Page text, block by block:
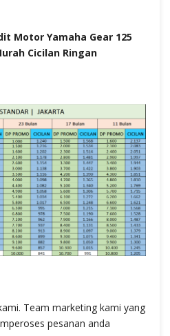
Motor Yamaha Gear 125
Cicilan Ringan
Team marketing kami yang
pesanan anda